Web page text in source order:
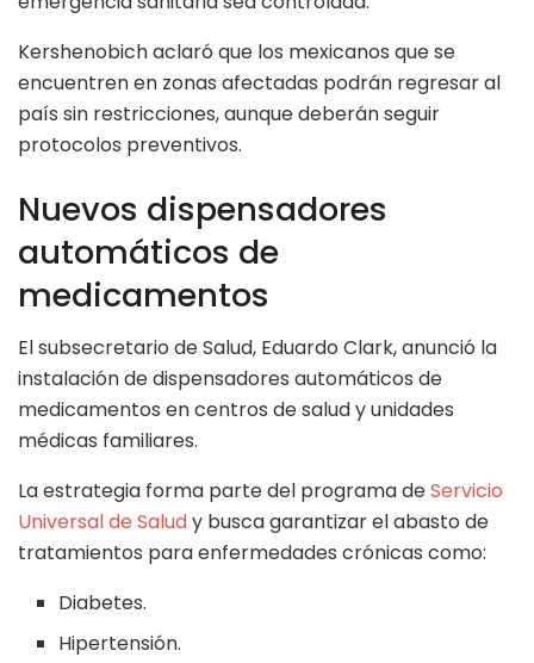
Kershenobich aclaró que los mexicanos que se
encuentren en zonas afectadas podrán regresar al
país sin restricciones, aunque deberán seguir
protocolos preventivos.
Nuevos dispensadores
automáticos de
medicamentos
El subsecretario de Salud, Eduardo Clark, anunció la
instalación de dispensadores automáticos de
medicamentos en centros de salud y unidades
médicas familiares.
La estrategia forma parte del programa deServicio
Universal de Saludy busca garantizar el abasto de
tratamientos para enfermedades crónicas como:
Diabetes.
Hipertensión.